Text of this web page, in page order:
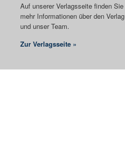
Auf unserer Verlagsseite finden Sie
mehr Informationen über den Verlag
und unser Team.
Zur Verlagsseite »